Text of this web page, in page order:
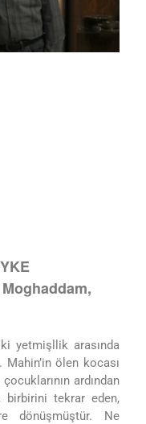
yetmişllik arasında
ölen kocası
ardından
birbirini tekrar eden,
dönüşmüştür. Ne